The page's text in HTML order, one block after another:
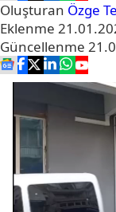
Oluşturan Özge
Eklenme
Güncellenme
oynatıcı